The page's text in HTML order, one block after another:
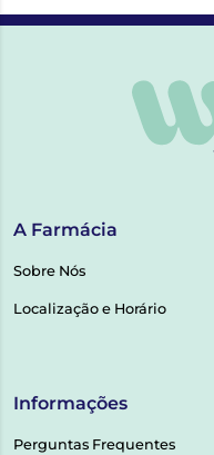
A Farmácia
Sobre Nós
Localização e Horário
Informações
Perguntas Frequentes